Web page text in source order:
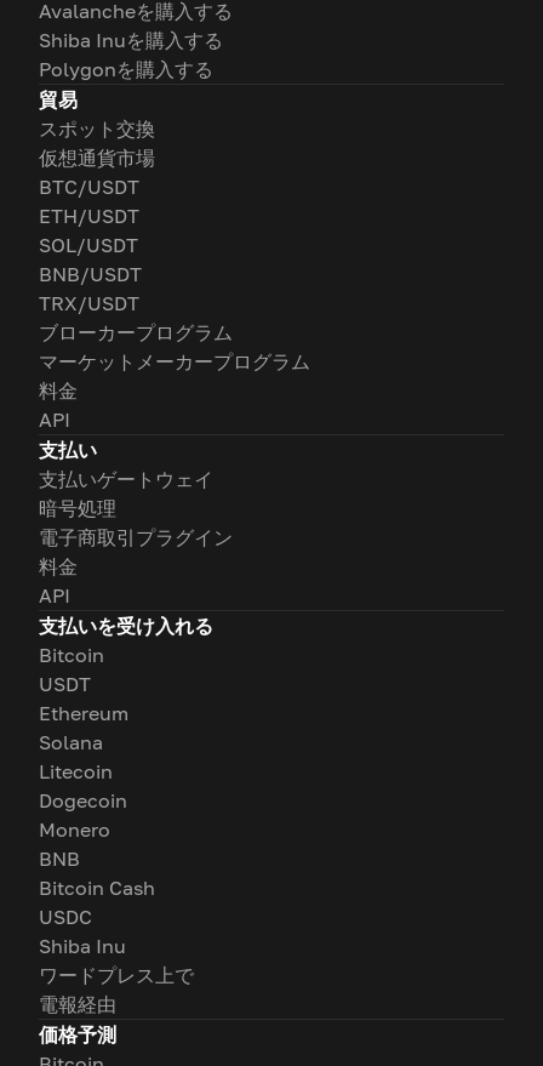
Avalancheを購入する
Shiba Inuを購入する
Polygonを購入する
貿易
スポット交換
仮想通貨市場
BTC/USDT
ETH/USDT
SOL/USDT
BNB/USDT
TRX/USDT
ブローカープログラム
マーケットメーカープログラム
料金
API
支払い
支払いゲートウェイ
暗号処理
電子商取引プラグイン
料金
API
支払いを受け入れる
Bitcoin
USDT
Ethereum
Solana
Litecoin
Dogecoin
Monero
BNB
Bitcoin Cash
USDC
Shiba Inu
ワードプレス上で
電報経由
価格予測